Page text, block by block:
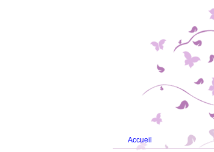
Accueil